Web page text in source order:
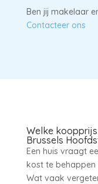
Ben jij makelaar
Contacteer ons
Welke
Brussels
Een huis vraagt
kost te behappen
Wat vaak